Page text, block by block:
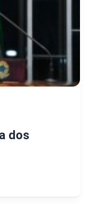
dos